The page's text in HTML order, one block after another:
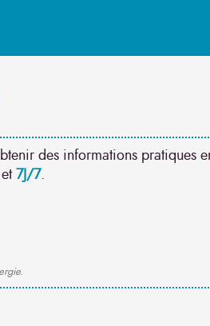
des informations pratiques
7J/7.